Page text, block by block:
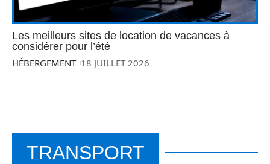
Les meilleurs sites de location de vacances à
considérer pour l’été
HÉBERGEMENT 18 JUILLET 2026
TRANSPORT